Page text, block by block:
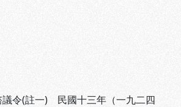
議令(註一) 民國十三年（一九二四